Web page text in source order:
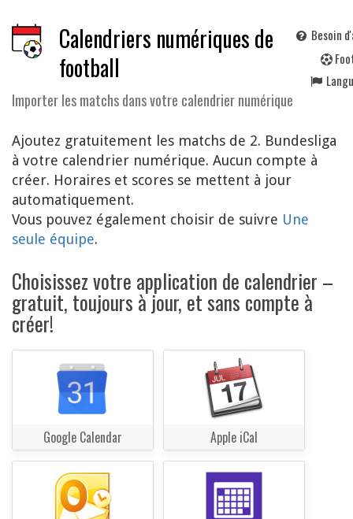
Calendriers numériques de
football
Importer les matchs dans votre calendrier numérique
Besoin
F
Ajoutez gratuitement les matchs de 2. Bundesliga
à votre calendrier numérique. Aucun compte à
créer. Horaires et scores se mettent à jour
automatiquement.
Vous pouvez également choisir de suivre Une
seule équipe.
Choisissez votre application de calendrier –
gratuit, toujours à jour, et sans compte à
créer!
Google Calendar Apple iCal